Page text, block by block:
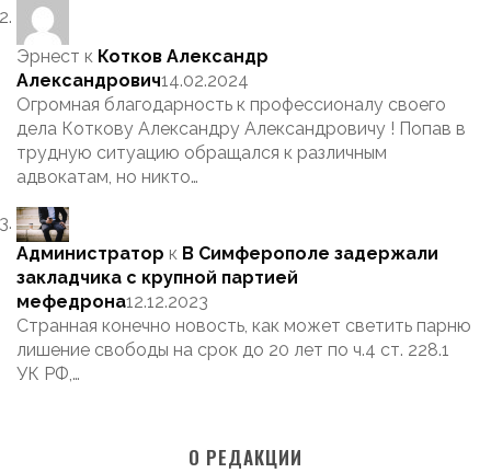
Эрнест к Котков Александр
Александрович14.02.2024
Огромная благодарность к профессионалу своего
дела Коткову Александру Александровичу ! Попав в
трудную ситуацию обращался к различным
адвокатам, но никто…
Администратор к В Симферополе задержали
закладчика с крупной партией
мефедрона12.12.2023
Странная конечно новость, как может светить парню
лишение свободы на срок до 20 лет по ч.4 ст. 228.1
УК РФ,…
О РЕДАКЦИИ